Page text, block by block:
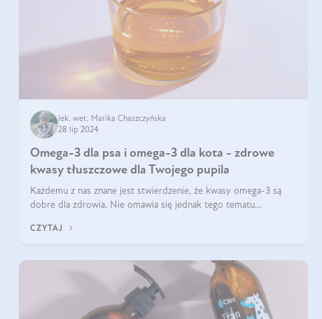
lek. wet. Marika Chaszczyńska
28 lip 2024
Omega-3 dla psa i omega-3 dla kota - zdrowe
kwasy tłuszczowe dla Twojego pupila
Każdemu z nas znane jest stwierdzenie, że kwasy omega-3 są
dobre dla zdrowia. Nie omawia się jednak tego tematu
wpływają te dobroczynne kwasy tłus
CZYTAJ